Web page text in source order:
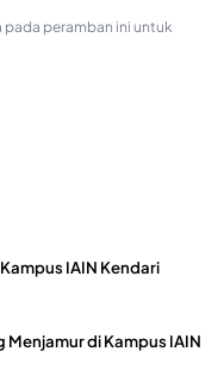
pada peramban ini untuk
IAIN Kendari
Menjamur di Kampus IAIN